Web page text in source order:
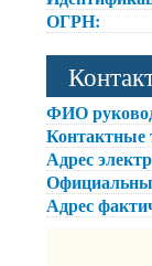
ОГРН:
ФИО
Контактные
Адрес
Адрес